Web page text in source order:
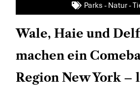
Parks - Natur -
Wale, Haie und
machen ein
Region New York –